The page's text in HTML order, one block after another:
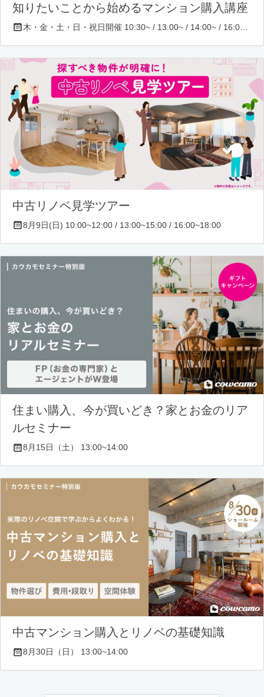
知りたいことから始めるマンション購入講座
中古リノベ見学ツアー
8月9日(日) 10:00~12:00 / 13:00~15:00 / 16:00~18:00
住まい購入、今が買いどき？家とお金のリア
ルセミナー
8月15日（土） 13:00~14:00
中古マンション購入とリノベの基礎知識
8月30日（日） 13:00~14:00